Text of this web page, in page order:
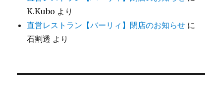
K.Kubo より
直営レストラン【バーリィ】閉店のお知らせ に
石割透 より